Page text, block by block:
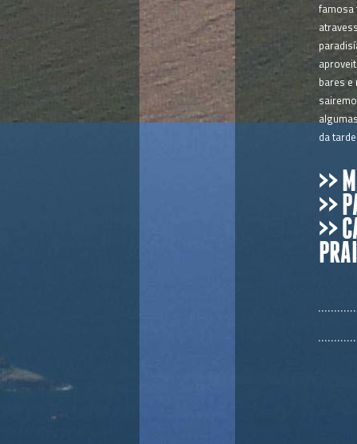
famosa
bares
da
>>
>>
>>